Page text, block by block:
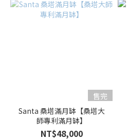
售完
Santa 桑塔滿月缽【桑塔大
師專利滿月缽】
NT$48,000